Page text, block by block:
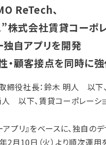
ReTech、
式会社賃貸コーポ
独自アプリを開発
・顧客接点を同時に
締役社長：鈴木 明人 以下
以下、賃貸コーポレーシ
リ』をベースに、独自の
10日（火）より順次運用